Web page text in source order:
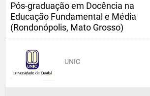
Pós-graduação em Docência na
Educação Fundamental e Média
(Rondonópolis, Mato Grosso)
UNIC